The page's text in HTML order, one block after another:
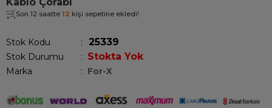
Son 12 saatte 12 kişi sepetine ekledi!
Stok Kodu 25339
Stok Durumu : Stokta Yok
Marka : For-X